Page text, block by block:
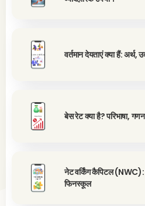
वर्तमान देयताएं क्या हैं: अर्थ,
बेस रेट क्या है? परिभाषा,
नेट वर्किंग कैपिटल (NWC):
फिनस्कूल